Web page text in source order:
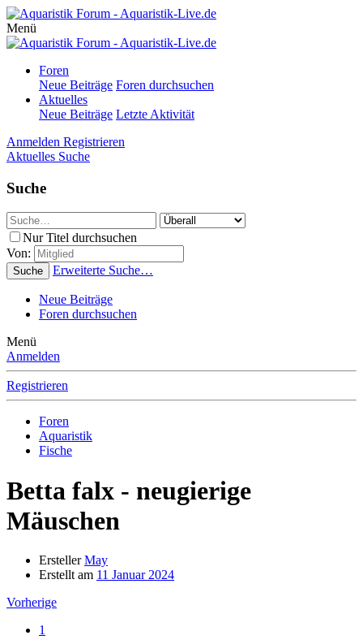
Menü
Foren
Neue Beiträge Foren durchsuchen
Aktuelles
Neue Beiträge Letzte Aktivität
Anmelden Registrieren
Aktuelles Suche
Suche
Nur Titel durchsuchen
Von:
Suche Erweiterte Suche…
Neue Beiträge
Foren durchsuchen
Menü
Anmelden
Registrieren
Foren
Aquaristik
Fische
Betta falx - neugierige
Mäuschen
Ersteller May
Erstellt am 11 Januar 2024
Vorherige
1